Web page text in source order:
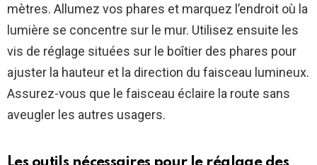
mètres. Allumez vos phares et marquez l’endroit où la
lumière se concentre sur le mur. Utilisez ensuite les
vis de réglage situées sur le boîtier des phares pour
ajuster la hauteur et la direction du faisceau lumineux.
Assurez-vous que le faisceau éclaire la route sans
aveugler les autres usagers.